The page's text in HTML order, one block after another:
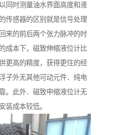
同时测量油水界面高度和液
传感器的区别就是信号处理
来的前后两个张力脉冲的时
成本下，磁致伸缩液位计比
更高的精度，获得更住的经
子外无其他可动元件．纯电
。此外．磁致申缩液位计无
装成本较低。